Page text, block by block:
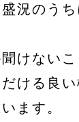
況のう
けない
ける良
ます。